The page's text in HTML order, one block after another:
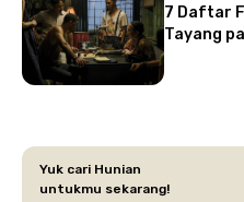
7 Daftar
Tayang
Yuk cari Hunian
untukmu sekarang!